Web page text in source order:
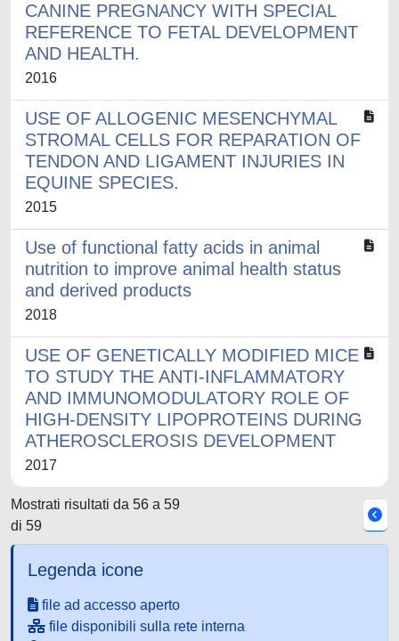
CANINE PREGNANCY WITH SPECIAL
REFERENCE TO FETAL DEVELOPMENT
AND HEALTH.
2016
USE OF ALLOGENIC MESENCHYMAL
STROMAL CELLS FOR REPARATION OF
TENDON AND LIGAMENT INJURIES IN
EQUINE SPECIES.
2015
Use of functional fatty acids in animal
nutrition to improve animal health status
and derived products
2018
USE OF GENETICALLY MODIFIED MICE
TO STUDY THE ANTI-INFLAMMATORY
AND IMMUNOMODULATORY ROLE OF
HIGH-DENSITY LIPOPROTEINS DURING
ATHEROSCLEROSIS DEVELOPMENT
2017
Mostrati risultati da 56 a 59
di 59
Legenda icone
file ad accesso aperto
file disponibili sulla rete interna